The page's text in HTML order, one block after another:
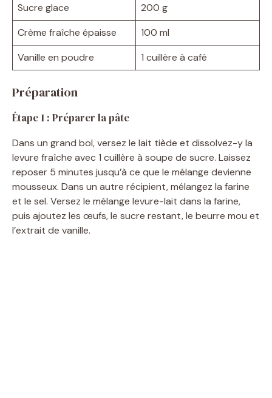
Sucre glace
200 g
Crème fraîche épaisse
100 ml
Vanille en poudre
1 cuillère à café
Préparation
Étape 1 : Préparer la pâte
Dans un grand bol, versez le lait tiède et dissolvez-y la
levure fraîche avec 1 cuillère à soupe de sucre. Laissez
reposer 5 minutes jusqu’à ce que le mélange devienne
mousseux. Dans un autre récipient, mélangez la farine
et le sel. Versez le mélange levure-lait dans la farine,
puis ajoutez les œufs, le sucre restant, le beurre mou et
l’extrait de vanille.